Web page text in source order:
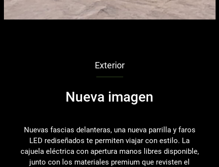
Exterior
Nueva imagen
Nuevas fascias delanteras, una nueva parrilla y faros
LED rediseñados te permiten viajar con estilo. La
cajuela eléctrica con apertura manos libres disponible,
junto con los materiales premium que revisten el